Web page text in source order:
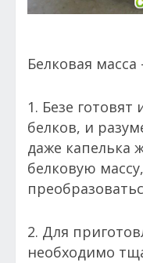
Белковая
1. Безе
белков, и
даже капелька
белковую
2. Для
необходимо